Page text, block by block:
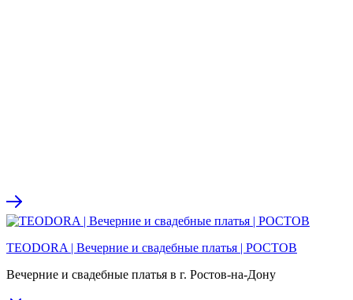
TEODORA | Вечерние и свадебные платья | РОСТОВ
Вечерние и свадебные платья в г. Ростов-на-Дону